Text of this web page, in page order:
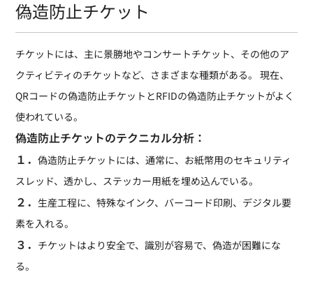
偽造防止チケット
チケットには、主に景勝地やコンサートチケット、その他のア
クティビティのチケットなど、さまざまな種類がある。 現在、
QRコードの偽造防止チケットとRFIDの偽造防止チケットがよく
使われている。
偽造防止チケットのテクニカル分析：
１．偽造防止チケットには、通常に、お紙幣用のセキュリティ
スレッド、透かし、ステッカー用紙を埋め込んでいる。
２． 生産工程に、特殊なインク、バーコード印刷、デジタル要
素を入れる。
３． チケットはより安全で、識別が容易で、偽造が困難にな
る。